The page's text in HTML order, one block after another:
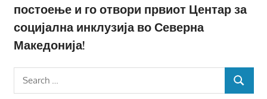
постоење и го отвори првиот Центар за
социјална инклузија во Северна
Македонија!
Search
SEARCH